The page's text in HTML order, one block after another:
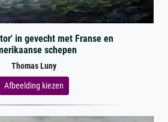
in gevecht met Franse en
schepen
Thomas Luny
Afbeelding kiezen